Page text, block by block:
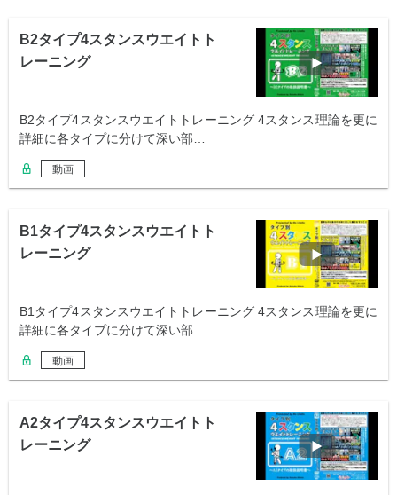
B2タイプ4スタンスウエイトト
レーニング
B2タイプ4スタンスウエイトトレーニング 4スタンス理論を更に
詳細に各タイプに分けて深い部…
動画
B1タイプ4スタンスウエイトト
レーニング
B1タイプ4スタンスウエイトトレーニング 4スタンス理論を更に
詳細に各タイプに分けて深い部…
動画
A2タイプ4スタンスウエイトト
レーニング